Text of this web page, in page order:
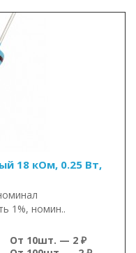
18 кОм, 0.25 Вт,
1%, номин..
От 10шт. — 2 ₽